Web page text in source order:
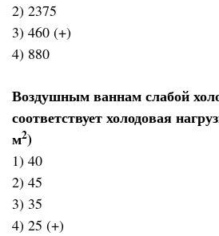
2) 2375
3) 460 (+)
4) 880
Воздушным ваннам слабой
соответствует холодовая
м2)
1) 40
2) 45
3) 35
4) 25 (+)